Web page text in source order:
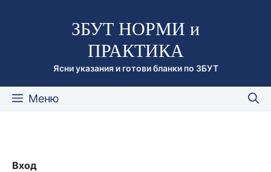
съдържаниетоЗБУТ НОРМИ и
ПРАКТИКА
Ясни указания и готови бланки по ЗБУТ
Меню
Вход